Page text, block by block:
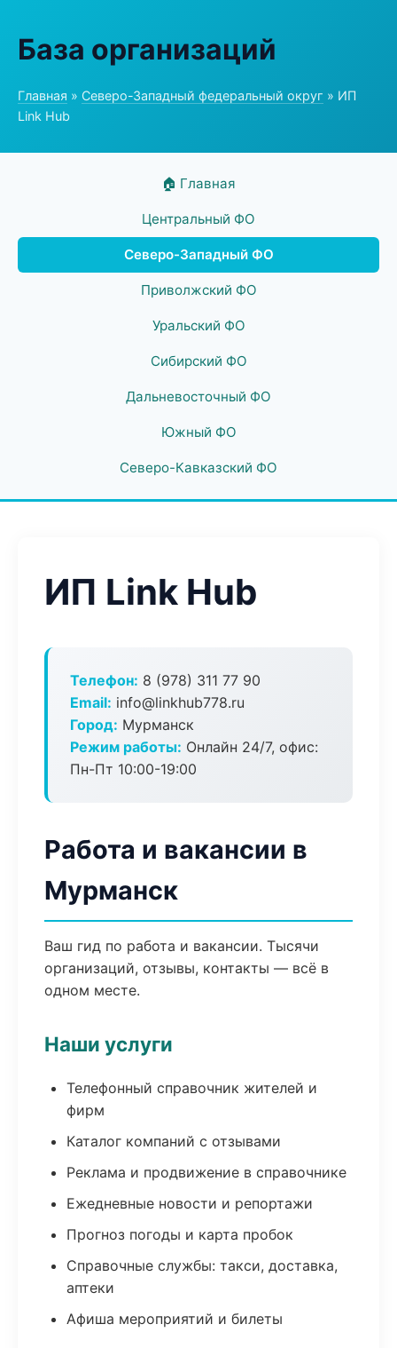
База организаций
Главная » Северо-Западный федеральный округ » ИП
Link Hub
🏠 Главная
Центральный ФО
Северо-Западный ФО
Приволжский ФО
Уральский ФО
Сибирский ФО
Дальневосточный ФО
Южный ФО
Северо-Кавказский ФО
ИП Link Hub
Телефон: 8 (978) 311 77 90
Email: info@linkhub778.ru
Город: Мурманск
Режим работы: Онлайн 24/7, офис:
Пн-Пт 10:00-19:00
Работа и вакансии в
Мурманск
Ваш гид по работа и вакансии. Тысячи
организаций, отзывы, контакты — всё в
одном месте.
Наши услуги
Телефонный справочник жителей и
фирм
Каталог компаний с отзывами
Реклама и продвижение в справочнике
Ежедневные новости и репортажи
Прогноз погоды и карта пробок
Справочные службы: такси, доставка,
аптеки
Афиша мероприятий и билеты